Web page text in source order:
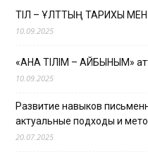
ТІЛ – ҰЛТТЫҢ ТАРИХЫ
10.09.2025
«АНА ТІЛІМ – АЙБЫНЫМ»
10.09.2025
Развитие навыков
актуальные подходы и
20.07.2025